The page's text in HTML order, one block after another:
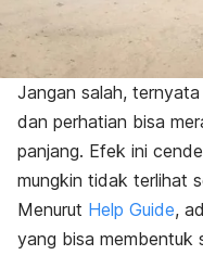
Jangan salah,
dan perhatian bisa
panjang. Efek ini
mungkin tidak terlihat
Menurut Help Guide,
yang bisa membentuk